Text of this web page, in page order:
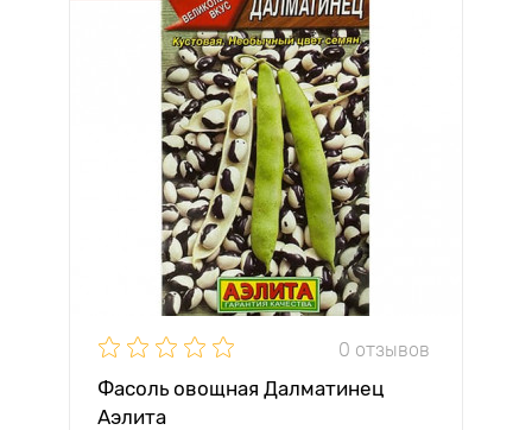
0 отзывов
Фасоль овощная Далматинец
Аэлита